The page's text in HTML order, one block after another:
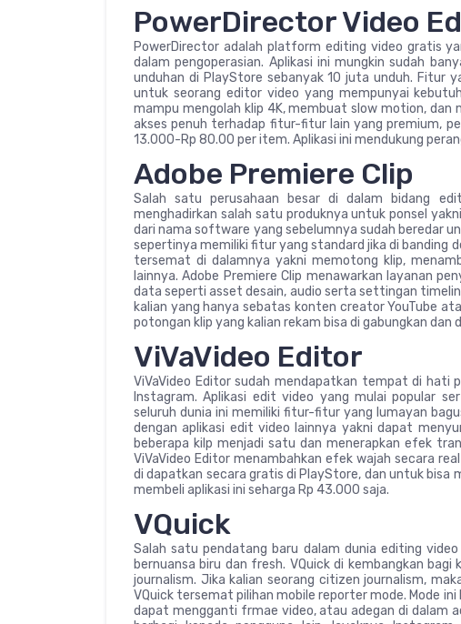
PowerDirector Video
PowerDirector adalah platform editing video gratis
dalam pengoperasian. Aplikasi ini mungkin sudah
unduhan di PlayStore sebanyak 10 juta unduh. Fitur
untuk seorang editor video yang mempunyai
mampu mengolah klip 4K, membuat slow motion,
akses penuh terhadap fitur-fitur lain yang premium,
13.000-Rp 80.00 per item. Aplikasi ini mendukung
Adobe Premiere Clip
Salah satu perusahaan besar di dalam bidang
menghadirkan salah satu produknya untuk ponsel
dari nama software yang sebelumnya sudah beredar
sepertinya memiliki fitur yang standard jika di banding
tersemat di dalamnya yakni memotong klip,
lainnya. Adobe Premiere Clip menawarkan layanan
data seperti asset desain, audio serta settingan
kalian yang hanya sebatas konten creator YouTube
potongan klip yang kalian rekam bisa di gabungkan dan
ViVaVideo Editor
ViVaVideo Editor sudah mendapatkan tempat di hati
Instagram. Aplikasi edit video yang mulai popular
seluruh dunia ini memiliki fitur-fitur yang lumayan
dengan aplikasi edit video lainnya yakni dapat
beberapa kilp menjadi satu dan menerapkan efek
ViVaVideo Editor menambahkan efek wajah secara
di dapatkan secara gratis di PlayStore, dan untuk bisa
membeli aplikasi ini seharga Rp 43.000 saja.
VQuick
Salah satu pendatang baru dalam dunia editing
bernuansa biru dan fresh. VQuick di kembangkan
journalism. Jika kalian seorang citizen journalism,
VQuick tersemat pilihan mobile reporter mode. Mode
dapat mengganti frmae video, atau adegan di dalam